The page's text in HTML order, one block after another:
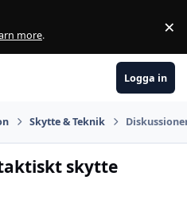
more. ×
Logga in
Skytte & Teknik
skytte